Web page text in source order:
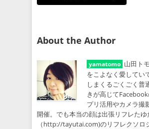
About the Author
yamatomo 山田ト
をこよなく愛してい
しまくるごくごく普
きが高じて
プリ活用やカメラ撮
開催。でも本当の顔は出張リフレたゆ
（http://tayutai.com)のリフレクソロ